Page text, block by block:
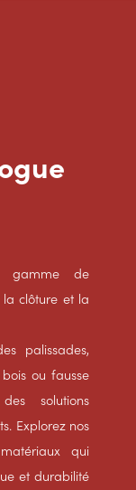
gamme de
clôture et la
palissades,
ou fausse
solutions
Explorez nos
qui
et durabilité